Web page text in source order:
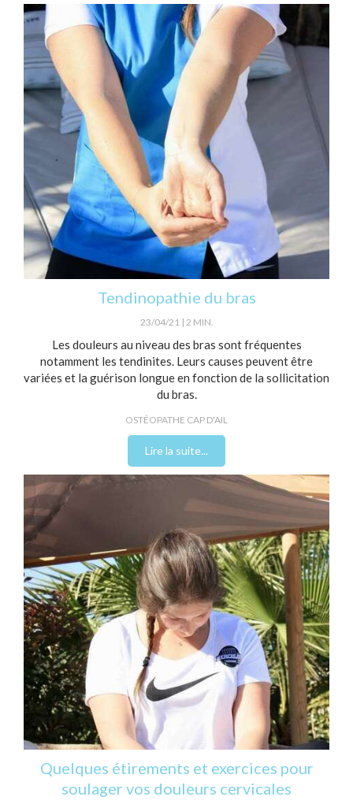
Tendinopathie du bras
23/04/21 2 MIN.
Les douleurs au niveau des bras sont fréquentes
notamment les tendinites. Leurs causes peuvent être
variées et la guérison longue en fonction de la sollicitation
du bras.
OSTÉOPATHE CAP D'AIL
Lire la suite...
Quelques étirements et exercices pour
soulager vos douleurs cervicales